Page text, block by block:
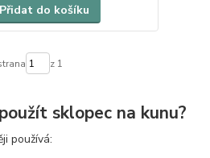
Přidat do košíku
z 1
sklopec na kunu?
používá: